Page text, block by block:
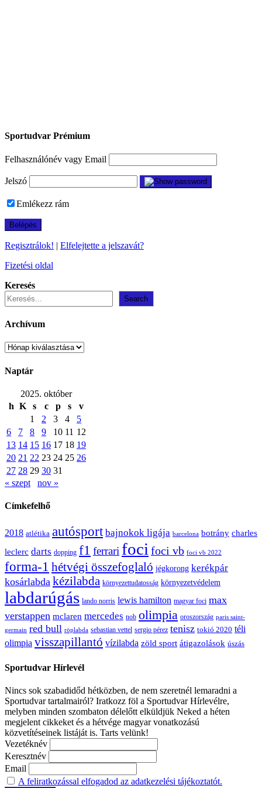
Sportudvar Prémium
Felhasználónév vagy Email
Jelszó
Emlékezz rám
Regisztrálok! | Elfelejtette a jelszavát?
Fizetési oldal
Keresés
Search
Archívum
Archívum
Naptár
2025. október
h K s c p s
v
1
2 3 4
5
6
7 8 9 10 11 12
13 14 15 16 17 18 19
20 21 22 23 24 25 26
27 28 29 30 31
« szept
nov »
Címkefelhő
2018 atlétika autósport bajnokok ligája barcelona botrány charles
leclerc darts dopping f1 ferrari focifoci vb foci vb 2022
forma-1 hétvégi összefoglaló jégkorong kerékpár
kosárlabda kézilabda környezettudatosság környezetvédelem
labdarúgás lando norris lewis hamilton magyar foci max
verstappen mclaren mercedes nob olimpia oroszország paris saint-
germain red bull röplabda sebastian vettel sergio pérez tenisz tokió 2020 téli
olimpia visszapillantó vízilabda zöld sport átigazolások úszás
Sportudvar Hírlevél
Nincs sok szabadidőd hétközben, de nem szeretnél lemaradni a
Sportudvar tartalmairól? Iratkozz föl a Sportudvar Hírlevélre,
melyben minden szombaton délelőtt elküldjük Neked a héten
megjelent cikkeket és a hétvége magyar vonatkozású
közvetítéseinek listáját is. Tarts velünk!
Vezetéknév
Keresztnév
Email
A feliratkozással elfogadod az adatkezelési tájékoztatót.